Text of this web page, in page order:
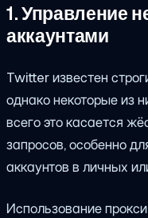
1. Управление
аккаунтами
Twitter известен
однако некоторые из
всего это касается
запросов, особенно
аккаунтов в личных
Использование